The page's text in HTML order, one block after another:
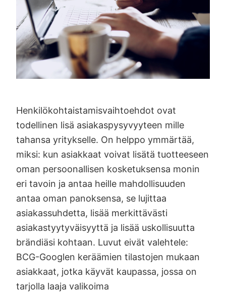
Henkilökohtaistamisvaihtoehdot ovat
todellinen lisä asiakaspysyvyyteen mille
tahansa yritykselle. On helppo ymmärtää,
miksi: kun asiakkaat voivat lisätä tuotteeseen
oman persoonallisen kosketuksensa monin
eri tavoin ja antaa heille mahdollisuuden
antaa oman panoksensa, se lujittaa
asiakassuhdetta, lisää merkittävästi
asiakastyytyväisyyttä ja lisää uskollisuutta
brändiäsi kohtaan. Luvut eivät valehtele:
BCG-Googlen keräämien tilastojen mukaan
asiakkaat, jotka käyvät kaupassa, jossa on
tarjolla laaja valikoima